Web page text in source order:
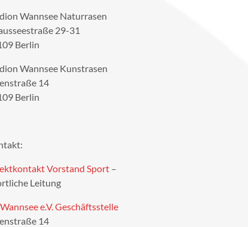
Wannsee Naturrasen
29-31
Berlin
Wannsee Kunstrasen
14
Berlin
Vorstand Sport –
Leitung
e.V. Geschäftsstelle
14